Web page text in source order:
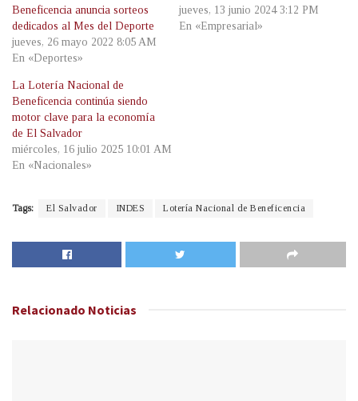
Beneficencia anuncia sorteos
dedicados al Mes del Deporte
jueves, 26 mayo 2022 8:05 AM
En «Deportes»
jueves, 13 junio 2024 3:12 PM
En «Empresarial»
La Lotería Nacional de
Beneficencia continúa siendo
motor clave para la economía
de El Salvador
miércoles, 16 julio 2025 10:01 AM
En «Nacionales»
Tags: El Salvador INDES Lotería Nacional de Beneficencia
Relacionado Noticias